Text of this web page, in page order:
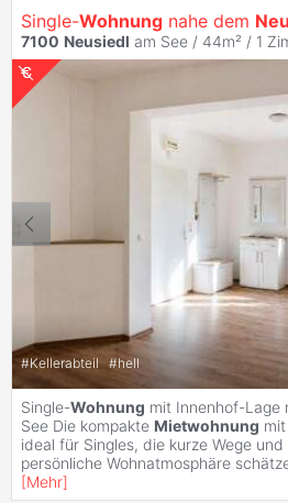
Single-Wohnung nahe dem
7100 Neusiedl am See / 44m² / 1
#Kellerabteil #hell
Single-Wohnung mit Innenhof-Lage
See Die kompakte Mietwohnung
ideal für Singles, die kurze Wege
persönliche Wohnatmosphäre
[Mehr]